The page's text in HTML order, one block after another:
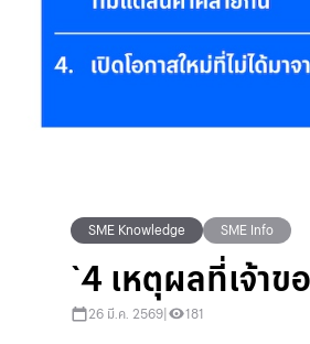
SME Knowledge SME Info
`4 เหตุผลที่เจ้า
26 มี.ค. 2569 181